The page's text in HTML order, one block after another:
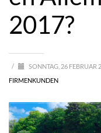
2017?
/ SONNTAG, 26 FEBRUAR
FIRMENKUNDEN